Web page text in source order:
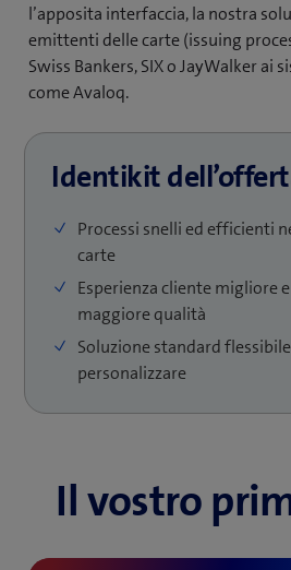
l’apposita interfaccia, la nostra
emittenti delle carte (issuing
Swiss Bankers, SIX o JayWalker ai
come Avaloq.
Identikit
Processi snelli ed efficienti
carte
Esperienza cliente migliore
maggiore qualità
Soluzione standard
personalizzare
Il vostro